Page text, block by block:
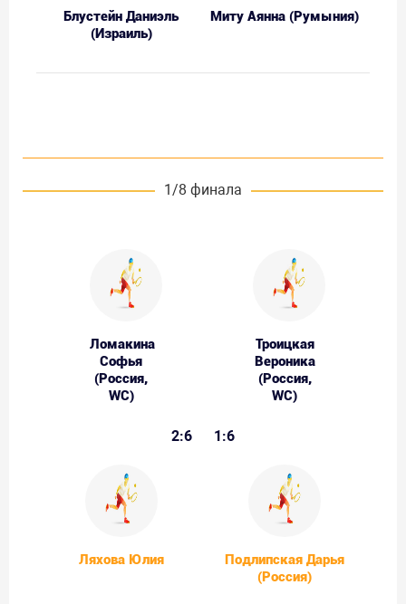
Блустейн Даниэль
(Израиль)
Миту Аянна (Румыния)
1/8 финала
Ломакина
Софья
(Россия,
WC)
Троицкая
Вероника
(Россия,
WC)
2:6 1:6
Ляхова Юлия
Подлипская Дарья
(Россия)